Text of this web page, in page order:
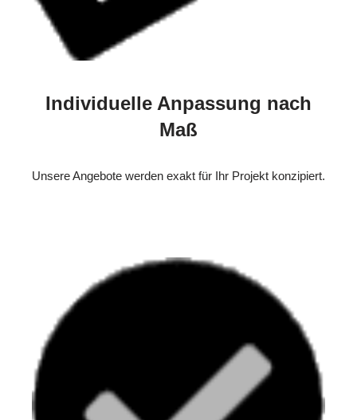
Individuelle Anpassung nach
Maß
Unsere Angebote werden exakt für Ihr Projekt konzipiert.